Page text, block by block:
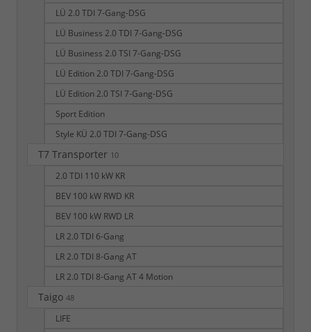
LÜ 2.0 TDI 7-Gang-DSG
LÜ Business 2.0 TDI 7-Gang-DSG
LÜ Business 2.0 TSI 7-Gang-DSG
LÜ Edition 2.0 TDI 7-Gang-DSG
LÜ Edition 2.0 TSI 7-Gang-DSG
Sport Edition
Style KÜ 2.0 TDI 7-Gang-DSG
T7 Transporter 10
2.0 TDI 110 kW KR
BEV 100 kW RWD KR
BEV 100 kW RWD LR
LR 2.0 TDI 6-Gang
LR 2.0 TDI 8-Gang AT
LR 2.0 TDI 8-Gang AT 4 Motion
Taigo 48
LIFE